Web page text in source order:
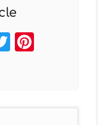
Twitter